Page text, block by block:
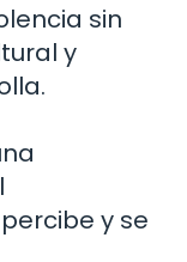
sin
y
y se